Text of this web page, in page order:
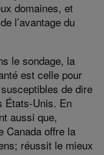
domaines, et
l’avantage du
le sondage, la
est celle pour
de dire
États-Unis. En
aussi que,
Canada offre la
réussit le mieux